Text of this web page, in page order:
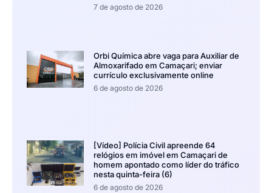
7 de agosto de 2026
Orbi Química abre vaga para Auxiliar de
Almoxarifado em Camaçari; enviar
currículo exclusivamente online
6 de agosto de 2026
[Vídeo] Polícia Civil apreende 64
relógios em imóvel em Camaçari de
homem apontado como líder do tráfico
nesta quinta-feira (6)
6 de agosto de 2026